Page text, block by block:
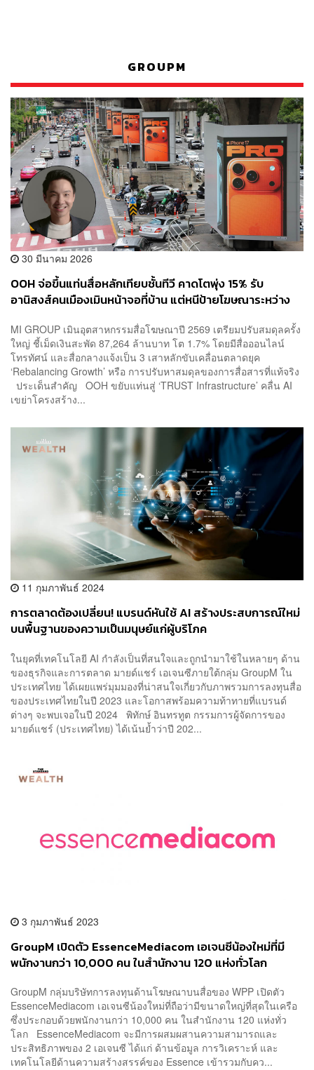
GROUPM
30 มีนาคม 2026
OOH จ่อขึ้นแท่นสื่อหลักเทียบชั้นทีวี คาดโตพุ่ง 15% รับ
อานิสงส์คนเมืองเมินหน้าจอที่บ้าน แต่หนีป้ายโฆษณาระหว่าง
MI GROUP เมินอุตสาหกรรมสื่อโฆษณาปี 2569 เตรียมปรับสมดุลครั้ง
ใหญ่ ชี้เม็ดเงินสะพัด 87,264 ล้านบาท โต 1.7% โดยมีสื่อออนไลน์
โทรทัศน์ และสื่อกลางแจ้งเป็น 3 เสาหลักขับเคลื่อนตลาดยุค
‘Rebalancing Growth’ หรือ การปรับหาสมดุลของการสื่อสารที่แท้จริง
ประเด็นสำคัญ OOH ขยับแท่นสู่ ‘TRUST Infrastructure’ คลื่น AI
เขย่าโครงสร้าง...
11 กุมภาพันธ์ 2024
การตลาดต้องเปลี่ยน! แบรนด์หันใช้ AI สร้างประสบการณ์ใหม่
บนพื้นฐานของความเป็นมนุษย์แก่ผู้บริโภค
ในยุคที่เทคโนโลยี AI กำลังเป็นที่สนใจและถูกนำมาใช้ในหลายๆ ด้าน
ของธุรกิจและการตลาด มายด์แชร์ เอเจนซีภายใต้กลุ่ม GroupM ใน
ประเทศไทย ได้เผยแพร่มุมมองที่น่าสนใจเกี่ยวกับภาพรวมการลงทุนสื่อ
ของประเทศไทยในปี 2023 และโอกาสพร้อมความท้าทายที่แบรนด์
ต่างๆ จะพบเจอในปี 2024 พิทักษ์ อินทรทูต กรรมการผู้จัดการของ
มายด์แชร์ (ประเทศไทย) ได้เน้นย้ำว่าปี 202...
3 กุมภาพันธ์ 2023
GroupM เปิดตัว EssenceMediacom เอเจนซีน้องใหม่ที่มี
พนักงานกว่า 10,000 คน ในสำนักงาน 120 แห่งทั่วโลก
GroupM กลุ่มบริษัทการลงทุนด้านโฆษณาบนสื่อของ WPP เปิดตัว
EssenceMediacom เอเจนซีน้องใหม่ที่ถือว่ามีขนาดใหญ่ที่สุดในเครือ
ซึ่งประกอบด้วยพนักงานกว่า 10,000 คน ในสำนักงาน 120 แห่งทั่ว
โลก EssenceMediacom จะมีการผสมผสานความสามารถและ
ประสิทธิภาพของ 2 เอเจนซี ได้แก่ ด้านข้อมูล การวิเคราะห์ และ
เทคโนโลยีด้านความสร้างสรรค์ของ Essence เข้ารวมกับคว...